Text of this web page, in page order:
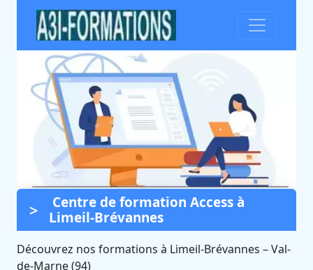
Formation Access à Limeil-
Brévannes (Val-de-Marne)
Certifié Qualiopi et éligible CPF
Centre de formation Access à
Limeil-Brévannes
Découvrez nos formations à Limeil-Brévannes –Val-
de-Marne (94)